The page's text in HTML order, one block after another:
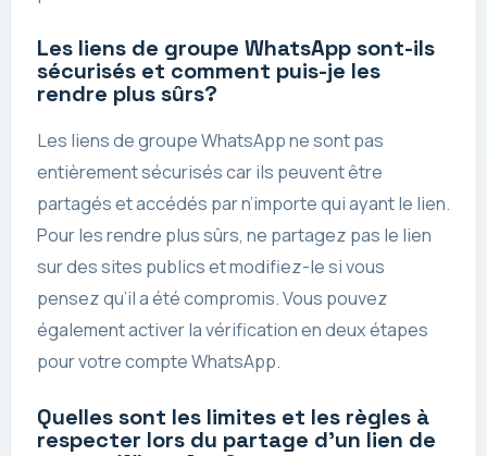
Les liens de groupe WhatsApp sont-ils
sécurisés et comment puis-je les
rendre plus sûrs?
Les liens de groupe WhatsApp ne sont pas
entièrement sécurisés car ils peuvent être
partagés et accédés par n’importe qui ayant le lien.
Pour les rendre plus sûrs, ne partagez pas le lien
sur des sites publics et modifiez-le si vous
pensez qu’il a été compromis. Vous pouvez
également activer la vérification en deux étapes
pour votre compte WhatsApp.
Quelles sont les limites et les règles à
respecter lors du partage d’un lien de